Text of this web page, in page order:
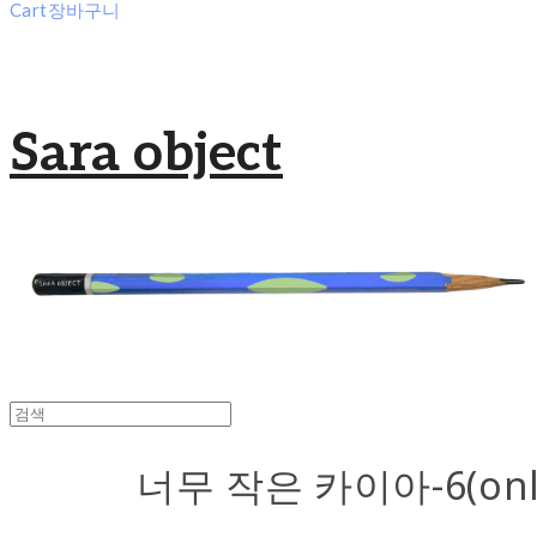
Cart장바구니
Sara object
너무 작은 카이아-